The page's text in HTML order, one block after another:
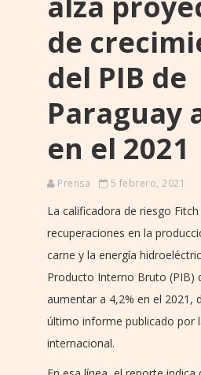
de
del PIB de
Paraguay
en el 2021
Prensa 5 febrero, 2021
La calificadora de riesgo
recuperaciones en la
carne y la energía
Producto Interno Bruto (PIB)
aumentar a 4,2% en el 2021,
último informe publicado por
internacional.